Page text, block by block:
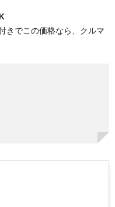
きでこの価格なら、クルマ